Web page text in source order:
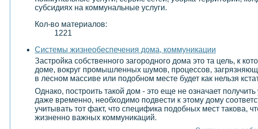
субсидиях на коммунальные услуги.
Кол-во материалов:
1221
Системы жизнеобеспечения дома, коммуникации
Застройка собственного загородного дома это та цель, к
доме, вокруг промышленных шумов, процессов,
в лесном массиве или подобном месте будет как нельзя
Однако, построить такой дом - это еще не означает
даже временно, необходимо подвести к этому дому
учитывать тот факт, что специфика подобных мест такова,
жизненно важных коммуникаций.